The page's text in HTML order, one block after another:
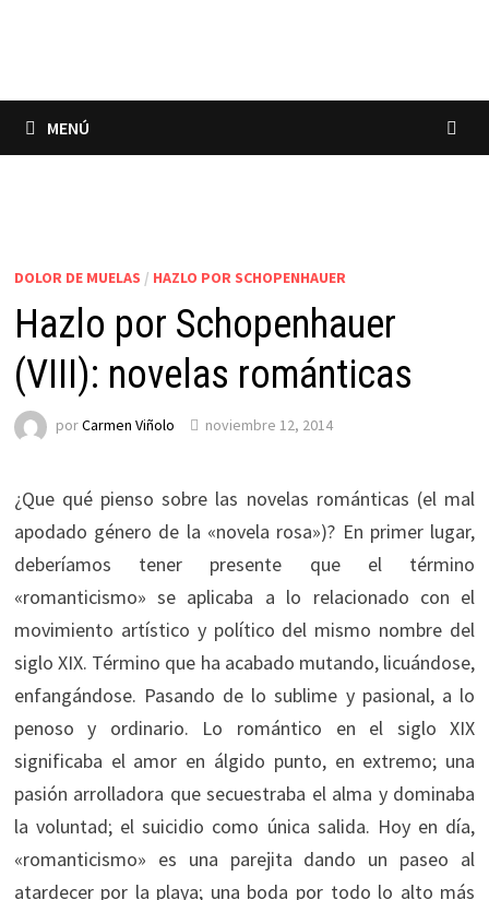
MENÚ
DOLOR DE MUELAS / HAZLO POR SCHOPENHAUER
Hazlo por Schopenhauer
(VIII): novelas románticas
porCarmen Viñolo noviembre 12, 2014
¿Que qué pienso sobre las novelas románticas (el mal
apodado género de la «novela rosa»)? En primer lugar,
deberíamos tener presente que el término
«romanticismo» se aplicaba a lo relacionado con el
movimiento artístico y político del mismo nombre del
siglo XIX. Término que ha acabado mutando, licuándose,
enfangándose. Pasando de lo sublime y pasional, a lo
penoso y ordinario. Lo romántico en el siglo XIX
significaba el amor en álgido punto, en extremo; una
pasión arrolladora que secuestraba el alma y dominaba
la voluntad; el suicidio como única salida. Hoy en día,
«romanticismo» es una parejita dando un paseo al
atardecer por la playa; una boda por todo lo alto más